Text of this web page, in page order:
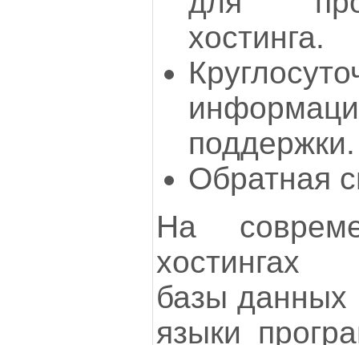
хостинга.
поддержки.
Обратная
На
хостингах
базы
языки